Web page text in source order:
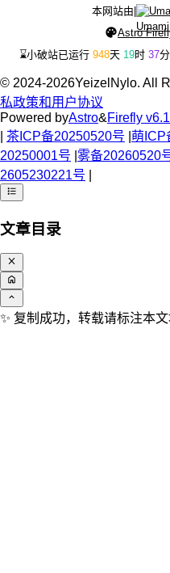
本网站由|
Astro
⌛小破站已运行 948天 19时 37分
© 2024-2026YeizelNylo. All
私政策和用户协议
Powered byAstro&Firefly
茶ICP备20250520号 萌ICP
20250001号 雾备20260520
2605230221号
文章目录
✨️ 复制成功，转载请标注本